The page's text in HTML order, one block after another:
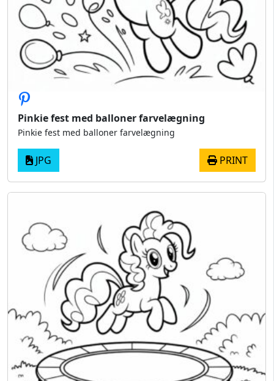
Pinkie fest med balloner farvelægning
Pinkie fest med balloner farvelægning
JPG PRINT